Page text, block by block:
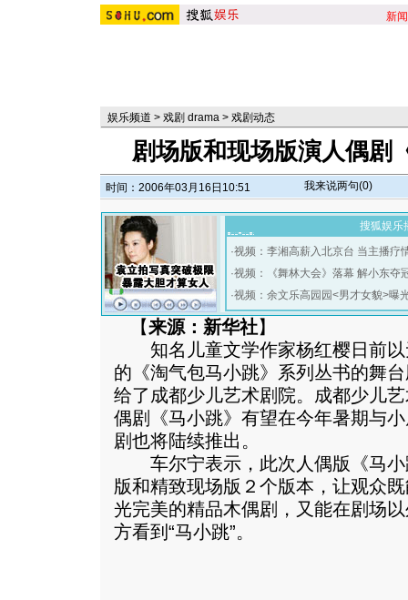
新闻
娱乐频道 > 戏剧 drama > 戏剧动态
剧场版和现场版演人偶剧
时间：2006年03月16日10:51 我来说两句(0)
搜狐娱乐
·视频：李湘高薪入北京台 当主播疗
·视频：《舞林大会》落幕 解小东夺
·视频：余文乐高园园<男才女貌>曝
【来源：新华社】
知名儿童文学作家杨红樱日前以
的《淘气包马小跳》系列丛书的舞
给了成都少儿艺术剧院。成都少儿
偶剧《马小跳》有望在今年暑期与
剧也将陆续推出。
车尔宁表示，此次人偶版《马小
版和精致现场版２个版本，让观众
光完美的精品木偶剧，又能在剧场
方看到“马小跳”。